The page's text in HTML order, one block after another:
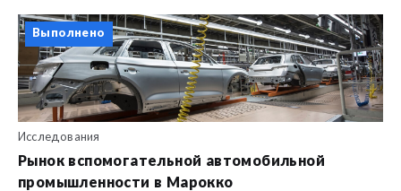
Выполнено
Исследования
Рынок вспомогательной автомобильной
промышленности в Марокко